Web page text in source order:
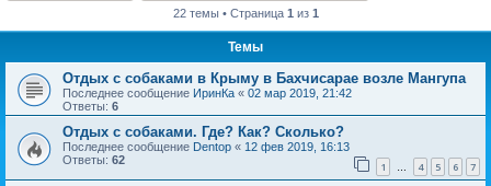
22 темы • Страница 1 из 1
Темы
Отдых с собаками в Крыму в Бахчисарае возле Мангупа
Последнее сообщение ИринКа « 02 мар 2019, 21:42
Ответы: 6
Отдых с собаками. Где? Как? Сколько?
Последнее сообщение Dentop « 12 фев 2019, 16:13
Ответы: 62 1 4 5 6 7